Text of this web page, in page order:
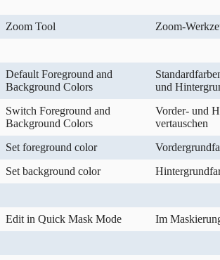
Zoom Tool Zoom-
Default Foreground and
Background Colors
und
Switch Foreground and
Background Colors
Vorder- und
vertauschen
Set foreground color
Set background color
Edit in Quick Mask Mode Im